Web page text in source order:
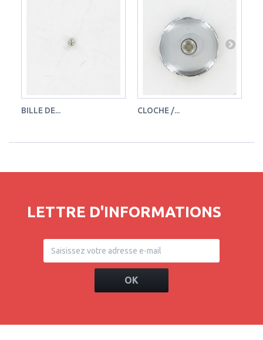
BILLE DE... CLOCHE /...
LETTRE D'INFORMATIONS
OK